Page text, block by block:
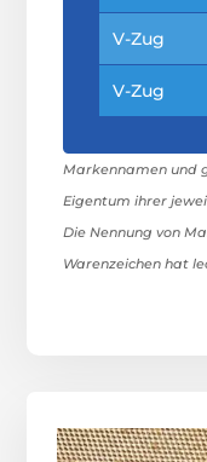
V-Zug
V-Zug
Markennamen und
Eigentum ihrer
Die Nennung von
Warenzeichen hat